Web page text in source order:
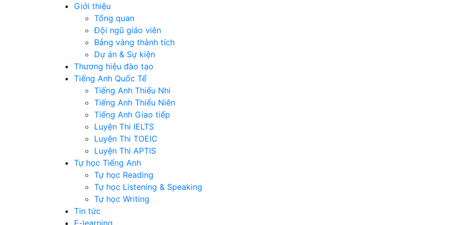
Giới thiệu
Tổng quan
Đội ngũ giáo viên
Bảng vàng thành tích
Dự án & Sự kiện
Thương hiệu đào tạo
Tiếng Anh Quốc Tế
Tiếng Anh Thiếu Nhi
Tiếng Anh Thiếu Niên
Tiếng Anh Giao tiếp
Luyện Thi IELTS
Luyện Thi TOEIC
Luyện Thi APTIS
Tự học Tiếng Anh
Tự học Reading
Tự học Listening & Speaking
Tự học Writing
Tin tức
E-learning